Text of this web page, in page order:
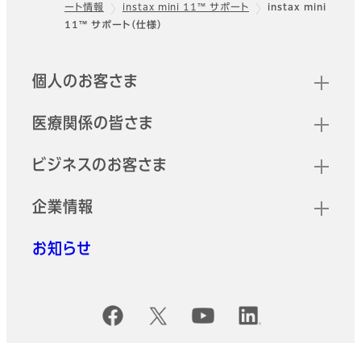
フッターート情報
instax mini 11™ サポート
instax mini
11™ サポート（仕様）
クイックリンク
個人のお客さま
医療関係の皆さま
ビジネスのお客さま
企業情報
お知らせ
公式SNSアカウント